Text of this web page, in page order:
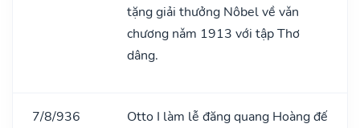
tặng giải thưởng Nôbel về vǎn
chương nǎm 1913 với tập Thơ
dâng.
7/8/936
Otto I làm lễ đăng quang Hoàng đế